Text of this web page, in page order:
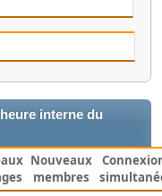
interne du
Nouveaux
membres